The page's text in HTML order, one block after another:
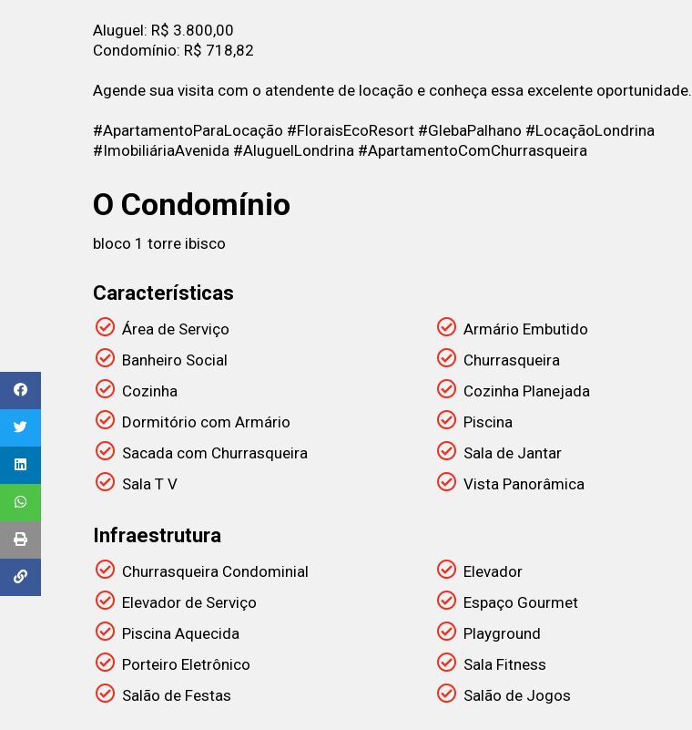
Aluguel: R$ 3.800,00
Condomínio: R$ 718,82
Agende sua visita com o atendente de locação e conheça essa excelente oportunidade.
#ApartamentoParaLocação #FloraisEcoResort #GlebaPalhano #LocaçãoLondrina
#ImobiliáriaAvenida #AluguelLondrina #ApartamentoComChurrasqueira
O Condomínio
bloco 1 torre ibisco
Características
Área de Serviço
Armário Embutido
Banheiro Social
Churrasqueira
Cozinha
Cozinha Planejada
Dormitório com Armário
Piscina
Sacada com Churrasqueira
Sala de Jantar
Sala T V
Vista Panorâmica
Infraestrutura
Churrasqueira Condominial
Elevador
Elevador de Serviço
Espaço Gourmet
Piscina Aquecida
Playground
Porteiro Eletrônico
Sala Fitness
Salão de Festas
Salão de Jogos